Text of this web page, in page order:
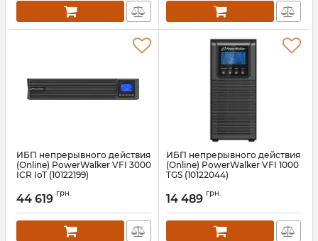
ИБП непрерывного действия
(Online) PowerWalker VFI 3000
ICR IoT (10122199)
44 619 грн.
ИБП непрерывного действия
(Online) PowerWalker VFI 1000
TGS (10122044)
14 489 грн.